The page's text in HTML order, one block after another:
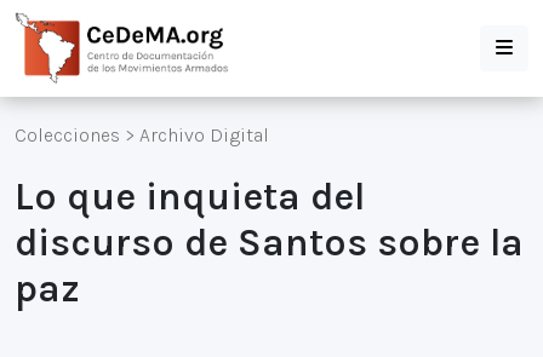
Colecciones > Archivo Digital
Lo que inquieta del
discurso de Santos sobre la
paz